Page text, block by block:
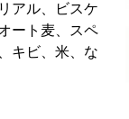
アル、ビスケ
ート麦、スペ
キビ、米、な